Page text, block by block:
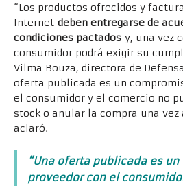
“Los productos ofrecidos y
Internet deben entregarse de
condiciones pactados y, una vez
consumidor podrá exigir su
Vilma Bouza, directora de
oferta publicada es un
el consumidor y el comercio no
stock o anular la compra una vez
aclaró.
“Una oferta publicada es
proveedor con el